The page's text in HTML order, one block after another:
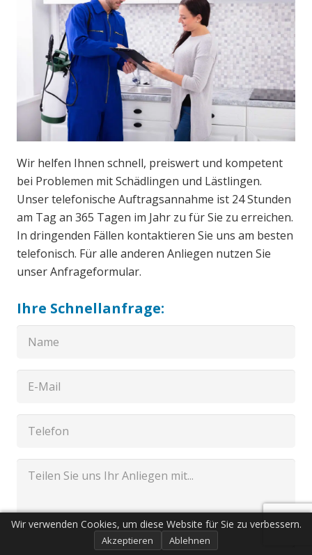
Wir helfen Ihnen schnell, preiswert und kompetent
bei Problemen mit Schädlingen und Lästlingen.
Unser telefonische Auftragsannahme ist 24 Stunden
am Tag an 365 Tagen im Jahr zu für Sie zu erreichen.
In dringenden Fällen kontaktieren Sie uns am besten
telefonisch. Für alle anderen Anliegen nutzen Sie
unser Anfrageformular.
Ihre Schnellanfrage:
Wir verwenden Cookies, um diese Website für Sie zu verbessern.
Akzeptieren Ablehnen